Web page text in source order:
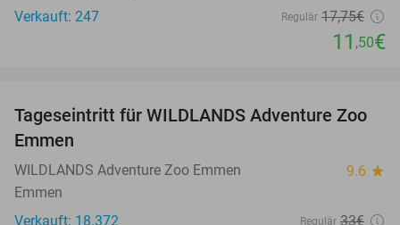
Verkauft: 247
Regulär 17,75€
11 ,50€
24%
Tageseintritt für WILDLANDS Adventure Zoo
Emmen
WILDLANDS Adventure Zoo Emmen 9.6 star
Emmen
Verkauft: 18.372
Regulär 33€